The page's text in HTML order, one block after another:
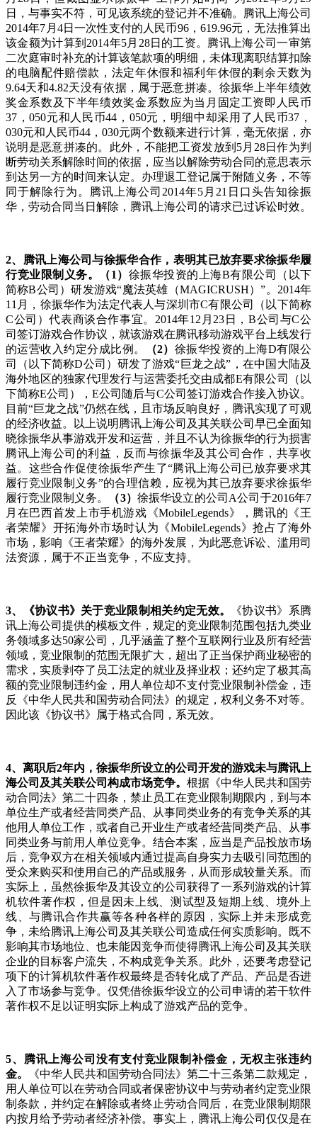
日，与事实不符，可见该系统的登记并不准确。腾讯上海公司
2014年7月4日一次性支付的人民币96，619.96元，无法推算出
该金额为计算到2014年5月28日的工资。腾讯上海公司一审第
二次庭审时补充的计算该笔款项的明细，未体现离职结算扣除
的电脑配件赔偿款，法定年休假和福利年休假的剩余天数为
9.64天和4.82天没有依据，属于恶意拼凑。徐振华上半年绩效
奖金系数及下半年绩效奖金系数应为当月固定工资即人民币
37，050元和人民币44，050元，明细中却采用了人民币37，
030元和人民币44，030元两个数额来进行计算，毫无依据，亦
说明是恶意拼凑的。此外，不能把工资发放到5月28日作为判
断劳动关系解除时间的依据，应当以解除劳动合同的意思表示
到达另一方的时间来认定。办理退工登记属于附随义务，不等
同于解除行为。腾讯上海公司2014年5月21日口头告知徐振
华，劳动合同当日解除，腾讯上海公司的请求已过诉讼时效。
2、腾讯上海公司与徐振华合作，表明其已放弃要求徐振华履
行竞业限制义务。（1 ） 徐振华投资的上海B有限公司（以下
简称B公司）研发游戏“魔法英雄（MAGICRUSH）”。2014年
11月，徐振华作为法定代表人与深圳市C有限公司（以下简称
C公司）代表商谈合作事宜。2014年12月23日，B公司与C公
司签订游戏合作协议，就该游戏在腾讯移动游戏平台上线发行
的运营收入约定分成比例。
（2） 徐振华投资的上海D有限公
司（以下简称D公司）研发了游戏“巨龙之战”，在中国大陆及
海外地区的独家代理发行与运营委托交由成都E有限公司（以
下简称E公司），E公司随后与C公司签订游戏合作接入协议。
目前“巨龙之战”仍然在线，且市场反响良好，腾讯实现了可观
的经济收益。以上说明腾讯上海公司及其关联公司早已全面知
晓徐振华从事游戏开发和运营，并且不认为徐振华的行为损害
腾讯上海公司的利益，反而与徐振华及其公司合作，共享收
益。这些合作促使徐振华产生了“腾讯上海公司已放弃要求其
履行竞业限制义务”的合理信赖，应视为其已放弃要求徐振华
履行竞业限制义务。
（3） 徐振华设立的公司A公司于2016年7
月在巴西首发上市手机游戏《MobileLegends》，腾讯的《王
者荣耀》开拓海外市场时认为《MobileLegends》抢占了海外
市场，影响《王者荣耀》的海外发展，为此恶意诉讼、滥用司
法资源，属于不正当竞争，不应支持。
3、《协议书》关于竞业限制相关约定无效。
《协议书》系腾
讯上海公司提供的模板文件，规定的竞业限制范围包括九类业
务领域多达50家公司，几乎涵盖了整个互联网行业及所有经营
领域，竞业限制的范围无限扩大，超出了正当保护商业秘密的
需求，实质剥夺了员工法定的就业及择业权；还约定了极其高
额的竞业限制违约金，用人单位却不支付竞业限制补偿金，违
反《中华人民共和国劳动合同法》的规定，权利义务不对等。
因此该《协议书》属于格式合同，系无效。
4、离职后2年内，徐振华所设立的公司开发的游戏未与腾讯上
海公司及其关联公司构成市场竞争。 根据《中华人民共和国劳
动合同法》第二十四条，禁止员工在竞业限制期限内，到与本
单位生产或者经营同类产品、从事同类业务的有竞争关系的其
他用人单位工作，或者自己开业生产或者经营同类产品、从事
同类业务与前用人单位竞争。结合本案，应当是产品投放市场
后，竞争双方在相关领域内通过提高自身实力去吸引同范围的
受众来购买和使用自己的产品或服务，从而形成较量关系。而
实际上，虽然徐振华及其设立的公司获得了一系列游戏的计算
机软件著作权，但是因未上线、测试型及短期上线、境外上
线、与腾讯合作共赢等各种各样的原因，实际上并未形成竞
争，未给腾讯上海公司及其关联公司造成任何实质影响。既不
影响其市场地位、也未能因竞争而使得腾讯上海公司及其关联
企业的目标客户流失，不构成竞争关系。此外，还要考虑登记
项下的计算机软件著作权最终是否转化成了产品、产品是否进
入了市场参与竞争。仅凭借徐振华设立的公司申请的若干软件
著作权不足以证明实际上构成了游戏产品的竞争。
5、腾讯上海公司没有支付竞业限制补偿金，无权主张违约
金。
《中华人民共和国劳动合同法》第二十三条第二款规定，
用人单位可以在劳动合同或者保密协议中与劳动者约定竞业限
制条款，并约定在解除或者终止劳动合同后，在竞业限制期限
内按月给予劳动者经济补偿。事实上，腾讯上海公司仅仅是在